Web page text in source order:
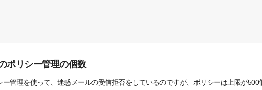
ポリシー管理の個数
管理を使って、迷惑メールの受信拒否をしているのですが、ポリシーは上限が500